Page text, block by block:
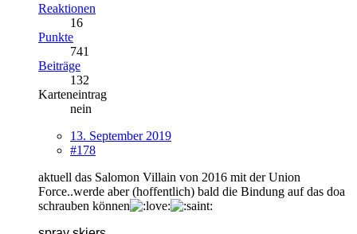
Reaktionen
16
Punkte
741
Beiträge
132
Karteneintrag
nein
13. September 2019
#178
aktuell das Salomon Villain von 2016 mit der Union
Force..werde aber (hoffentlich) bald die Bindung auf das doa
schrauben können